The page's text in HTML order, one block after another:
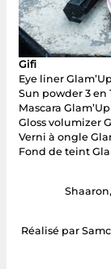
Gifi
Eye liner
Sun powder 3 en
Mascara
Gloss volumizer
Verni à ongle
Fond de teint
Réalisé par